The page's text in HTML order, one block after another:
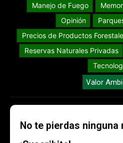
Manejo de Fuego
Opinión
Precios de Productos
Reservas Naturales Privadas
Valor
No te pierdas ninguna